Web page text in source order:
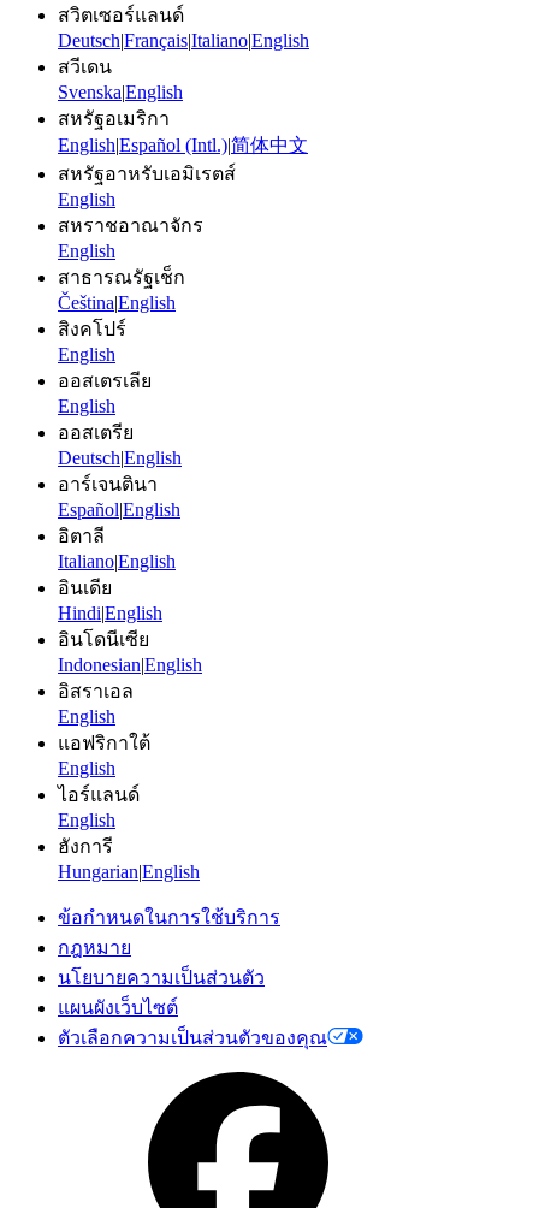
สวิตเซอร์แลนด์
Deutsch|Français|Italiano|English
สวีเดน
Svenska|English
สหรัฐอเมริกา
English|Español (Intl.)|简体中文
สหรัฐอาหรับเอมิเรตส์
English
สหราชอาณาจักร
English
สาธารณรัฐเช็ก
Čeština|English
สิงคโปร์
English
ออสเตรเลีย
English
ออสเตรีย
Deutsch|English
อาร์เจนตินา
Español|English
อิตาลี
Italiano|English
อินเดีย
Hindi|English
อินโดนีเซีย
Indonesian|English
อิสราเอล
English
แอฟริกาใต้
English
ไอร์แลนด์
English
ฮังการี
Hungarian|English
ข้อกำหนดในการใช้บริการ
กฎหมาย
นโยบายความเป็นส่วนตัว
แผนผังเว็บไซต์
ตัวเลือกความเป็นส่วนตัวของคุณ